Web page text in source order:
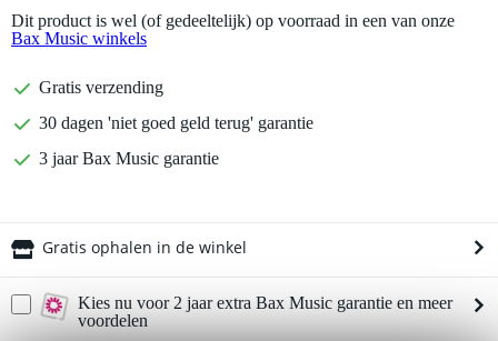
Dit product is wel (of gedeeltelijk) op voorraad in een van onze
Bax Music winkels
Gratis verzending
30 dagen 'niet goed geld terug' garantie
3 jaar Bax Music garantie
Gratis ophalen in de winkel
Kies nu voor 2 jaar extra Bax Music garantie en meer
voordelen